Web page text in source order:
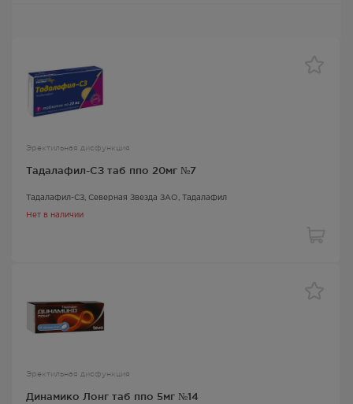
Эректильная дисфункция
Тадалафил-СЗ таб ппо 20мг №7
Тадалафил-СЗ , Северная Звезда ЗАО, Тадалафил
Нет в наличии
Эректильная дисфункция
Динамико Лонг таб ппо 5мг №14